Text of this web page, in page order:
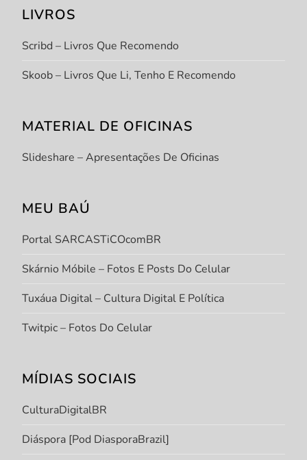
LIVROS
Scribd – Livros Que Recomendo
Skoob – Livros Que Li, Tenho E Recomendo
MATERIAL DE OFICINAS
Slideshare – Apresentações De Oficinas
MEU BAÚ
Portal SARCASTiCOcomBR
Skárnio Móbile – Fotos E Posts Do Celular
Tuxáua Digital – Cultura Digital E Política
Twitpic – Fotos Do Celular
MÍDIAS SOCIAIS
CulturaDigitalBR
Diáspora [Pod DiasporaBrazil]